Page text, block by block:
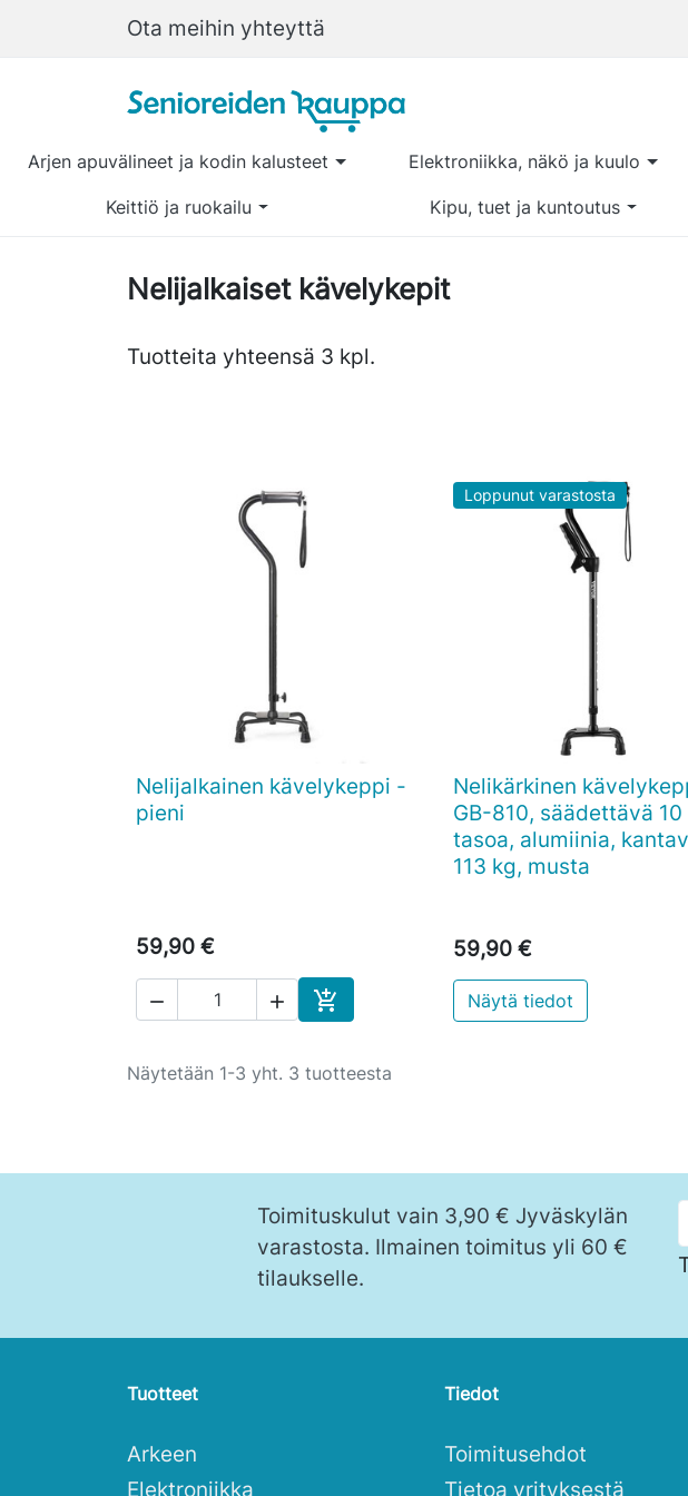
Ota meihin yhteyttä
Arjen apuvälineet ja kodin kalusteet Elektroniikka, näkö ja kuulo
Keittiö ja ruokailu Kipu, tuet ja kuntoutus
Nelijalkaiset kävelykepit
Tuotteita yhteensä 3 kpl.
 Pikakatselu
Nelijalkainen kävelykeppi -
pieni
59,90 €
  
Ostoskoriin
Loppunut varastosta
 Pikakatselu
Nelikärkinen
GB-810, säädettävä 10
tasoa, alumiinia,
113 kg, musta
59,90 €
Näytä tiedot
Näytetään 1-3 yht. 3 tuotteesta
Toimituskulut vain 3,90 € Jyväskylän
varastosta. Ilmainen toimitus yli 60 €
tilaukselle.
Tuotteet
Arkeen
Elektroniikka
Tiedot
Toimitusehdot
Tietoa yrityksestä